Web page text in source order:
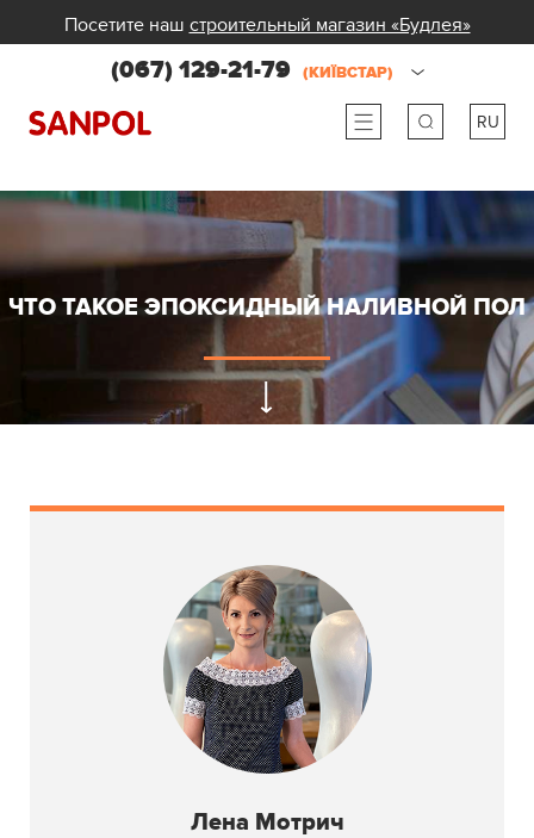
Посетите наш строительный магазин «Будлея»
(067) 129-21-79 (КИЇВСТАР)
RU
ua
ЧТО ТАКОЕ ЭПОКСИДНЫЙ НАЛИВНОЙ ПОЛ
Лена Мотрич